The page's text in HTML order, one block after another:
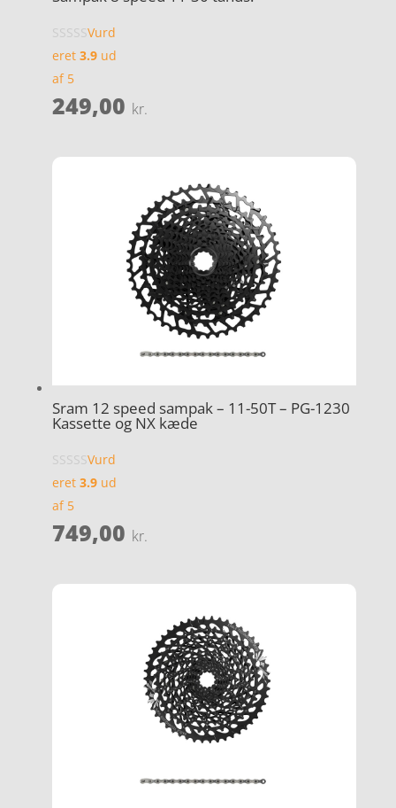
Vurd
eret 3.9ud
af 5
249,00 kr.
Sram 12 speed sampak – 11-50T – PG-1230
Kassette og NX kæde
Vurd
eret 3.9ud
af 5
749,00 kr.